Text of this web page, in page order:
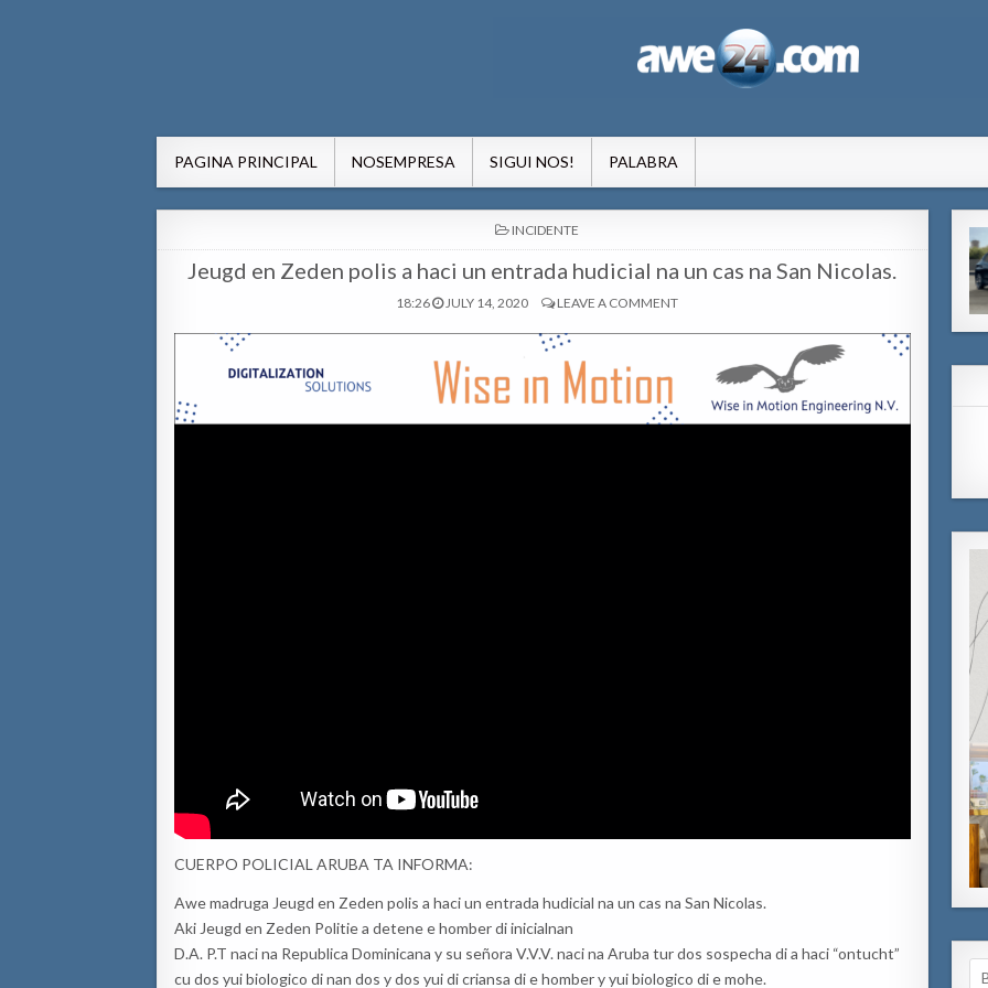
PAGINA PRINCIPAL NOSEMPRESA SIGUI NOS! PALABRA
POSTED
IN
INCIDENTE
Jeugd en Zeden polis a haci un entrada hudicial na un cas na San Nicolas.
18:26 JULY 14, 2020 LEAVE A COMMENT
CUERPO POLICIAL ARUBA TA INFORMA:
Awe madruga Jeugd en Zeden polis a haci un entrada hudicial na un cas na San Nicolas.
Aki Jeugd en Zeden Politie a detene e homber di inicialnan
D.A. P.T naci na Republica Dominicana y su señora V.V.V. naci na Aruba tur dos sospecha di a haci “ontucht”
cu dos yui biologico di nan dos y dos yui di criansa di e homber y yui biologico di e mohe.